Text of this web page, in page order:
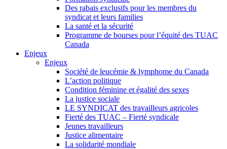
Des rabais exclusifs pour les membres du
syndicat et leurs families
La santé et la sécurité
Programme de bourses pour l’équité des TUAC
Canada
Enjeux
Enjeux
Société de leucémie & lymphome du Canada
L’action politique
Condition féminine et égalité des sexes
La justice sociale
LE SYNDICAT des travailleurs agricoles
Fierté des TUAC – Fierté syndicale
Jeunes travailleurs
Justice alimentaire
La solidarité mondiale